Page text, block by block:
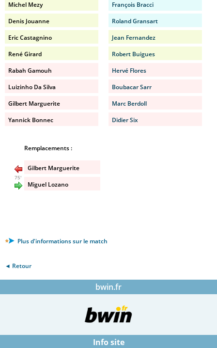
Michel Mezy
Denis Jouanne
Eric Castagnino
René Girard
Rabah Gamouh
Luizinho Da Silva
Gilbert Marguerite
Yannick Bonnec
François Bracci
Roland Gransart
Jean Fernandez
Robert Buigues
Hervé Flores
Boubacar Sarr
Marc Berdoll
Didier Six
Remplacements :
Gilbert Marguerite
75'
Miguel Lozano
Plus d'informations sur le match
◄ Retour
bwin.fr
Info site